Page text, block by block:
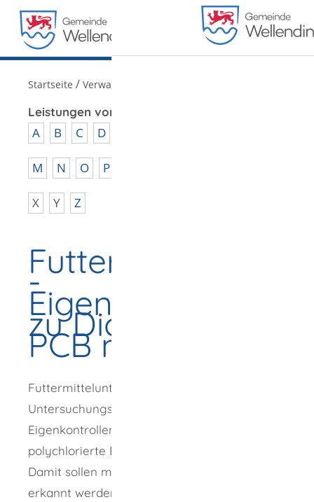
MENÜ
Startseite / Verwaltung
Leistungen von A - Z
A B C D
M N O P
X Y Z
-
zu Dioxinen und
PCB mitteilen
Futtermittelunternehmer sind verpflichtet,
Untersuchungsergebnisse aus
Eigenkontrollen zu Dioxinen und
polychlorierte Biphenyle (PCB) zu melden.
Damit sollen mögliche Probleme früher
erkannt werden.